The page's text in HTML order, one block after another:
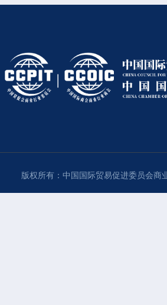
版权所有：中国国际贸易促进委员会商